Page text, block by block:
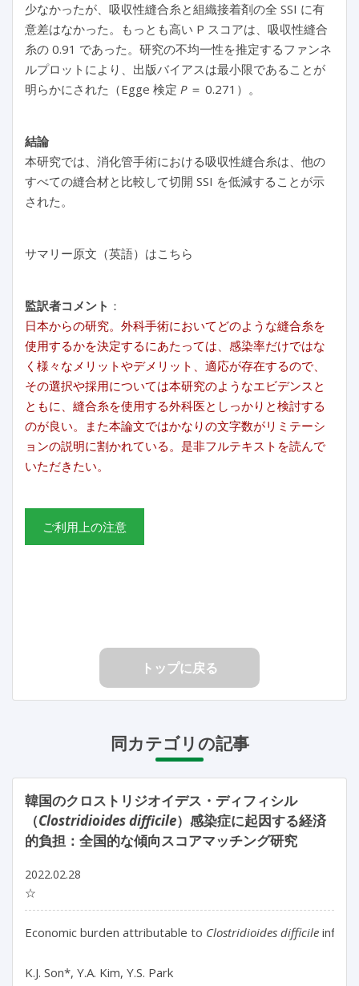
少なかったが、吸収性縫合糸と組織接着剤の全 SSI に有
意差はなかった。もっとも高い P スコアは、吸収性縫合
糸の 0.91 であった。研究の不均一性を推定するファンネ
ルプロットにより、出版バイアスは最小限であることが
明らかにされた（Egge 検定 P＝ 0.271）。
結論
本研究では、消化管手術における吸収性縫合糸は、他の
すべての縫合材と比較して切開 SSI を低減することが示
された。
サマリー原文（英語）はこちら
監訳者コメント ：
日本からの研究。外科手術においてどのような縫合糸を
使用するかを決定するにあたっては、感染率だけではな
く様々なメリットやデメリット、適応が存在するので、
その選択や採用については本研究のようなエビデンスと
ともに、縫合糸を使用する外科医としっかりと検討する
のが良い。また本論文ではかなりの文字数がリミテーシ
ョンの説明に割かれている。是非フルテキストを読んで
いただきたい。
ご利用上の注意
トップに戻る
同カテゴリの記事
韓国のクロストリジオイデス・ディフィシル
（Clostridioides difficile）感染症に起因する経済
的負担：全国的な傾向スコアマッチング研究
2022.02.28
☆
Economic burden attributable to Clostridioides difficile
K.J. Son*, Y.A. Kim, Y.S. Park